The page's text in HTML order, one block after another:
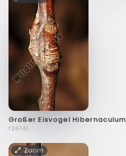
Großer Eisvogel Hibernaculum
f26141
Zoom